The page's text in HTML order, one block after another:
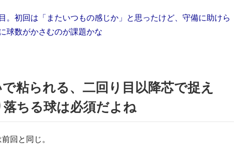
。初回は「またいつもの感じか」と思ったけど、守備に助けら
球数がかさむのが課題かな
粘られる、二回り目以降芯で捉え
ちる球は必須だよね
回と同じ。